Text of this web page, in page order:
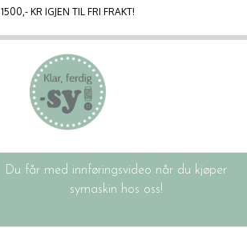
1500,- KR IGJEN TIL FRI FRAKT!
Du får med innføringsvideo når du kjøper
symaskin hos oss!